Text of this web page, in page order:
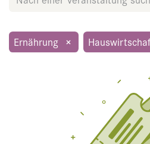
Ernährung ×